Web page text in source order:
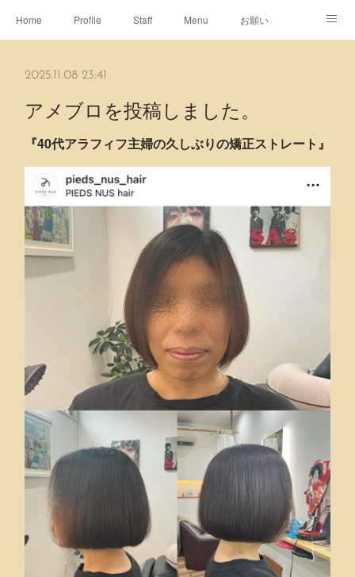
Home Profile Staff Menu お願い
2025.11.08 23:41
アメブロを投稿しました。
『40代アラフィフ主婦の久しぶりの矯正ストレート』